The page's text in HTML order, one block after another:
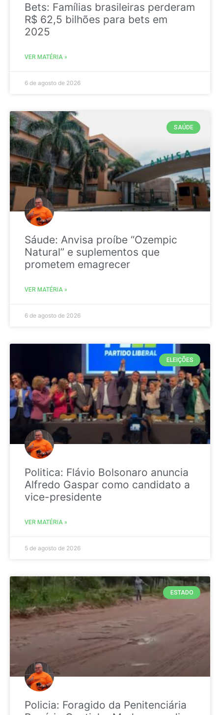
Bets: Famílias brasileiras perderam
R$ 62,5 bilhões para bets em
2025
VER MATÉRIA »
6 de agosto de 2026
SAÚDE
Sáude: Anvisa proíbe “Ozempic
Natural” e suplementos que
prometem emagrecer
VER MATÉRIA »
6 de agosto de 2026
ELEIÇÕES
Politica: Flávio Bolsonaro anuncia
Alfredo Gaspar como candidato a
vice-presidente
VER MATÉRIA »
5 de agosto de 2026
ESTADO
Policia: Foragido da Penitenciária